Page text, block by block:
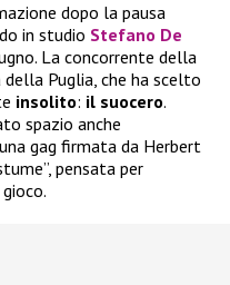
dopo la pausa
in studio Stefano De
La concorrente della
Puglia, che ha scelto
insolito: il suocero.
spazio anche
gag firmata da Herbert
pensata per